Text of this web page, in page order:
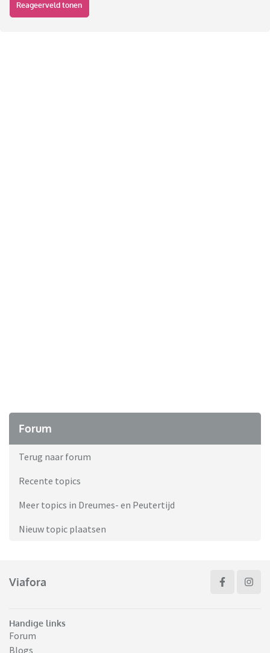
Reageerveld tonen
Forum
Terug naar forum
Recente topics
Meer topics in Dreumes- en Peutertijd
Nieuw topic plaatsen
Viafora
Handige links
Forum
Blogs